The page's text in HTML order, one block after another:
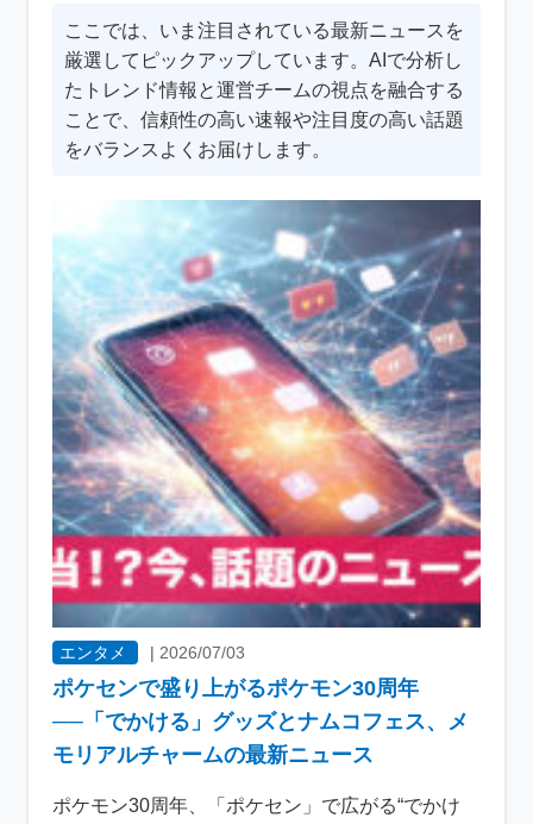
ここでは、いま注目されている最新ニュースを
厳選してピックアップしています。AIで分析し
たトレンド情報と運営チームの視点を融合する
ことで、信頼性の高い速報や注目度の高い話題
をバランスよくお届けします。
エンタメ |2026/07/03
ポケセンで盛り上がるポケモン30周年
──「でかける」グッズとナムコフェス、メ
モリアルチャームの最新ニュース
ポケモン30周年、「ポケセン」で広がる“でかけ